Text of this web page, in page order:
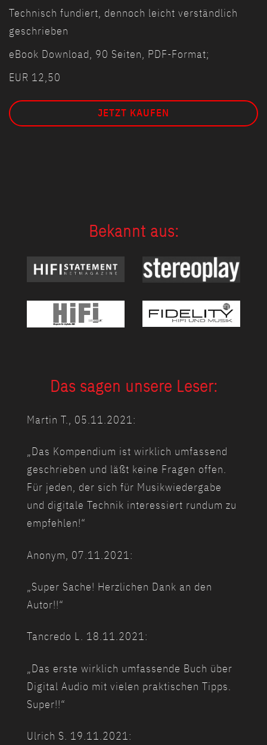
Technisch fundiert, dennoch leicht verständlich
geschrieben
eBook Download, 90 Seiten, PDF-Format;
EUR 12,50
JETZT KAUFEN
Bekannt aus:
Das sagen unsere Leser:
Martin T., 05.11.2021:
„Das Kompendium ist wirklich umfassend
geschrieben und läßt keine Fragen offen.
Für jeden, der sich für Musikwiedergabe
und digitale Technik interessiert rundum zu
empfehlen!“
Anonym, 07.11.2021:
„Super Sache! Herzlichen Dank an den
Autor!!“
Tancredo L. 18.11.2021:
„Das erste wirklich umfassende Buch über
Digital Audio mit vielen praktischen Tipps.
Super!!“
Ulrich S. 19.11.2021: